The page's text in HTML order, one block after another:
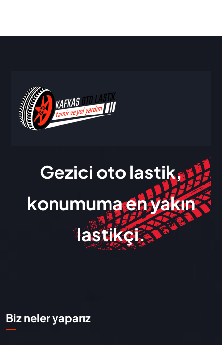
Gezici oto lastik,
konumuma en yakın
lastikçi.
Biz neler yaparız